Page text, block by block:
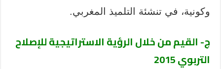
وكونية، في تنشئة التلميذ المغربي.
ج- القيم من خلال الرؤية الاستراتيجية للإصلاح
التربوي 2015